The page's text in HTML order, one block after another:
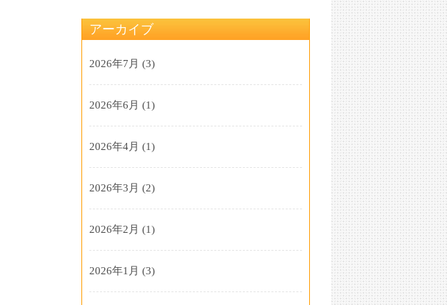
アーカイブ
2026年7月 (3)
2026年6月 (1)
2026年4月 (1)
2026年3月 (2)
2026年2月 (1)
2026年1月 (3)